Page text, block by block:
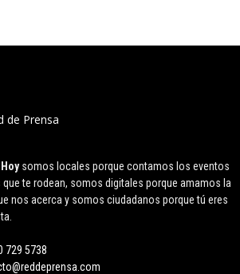
somos locales porque contamos los eventos
te rodean, somos digitales porque amamos la
nos acerca y somos ciudadanos porque tú eres
729 5738